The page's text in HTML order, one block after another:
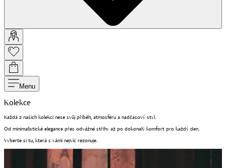
Menu
Kolekce
Každá z našich kolekcí nese svůj příběh, atmosféru a nadčasový styl.
Od minimalistické elegance přes odvážné střihy až po dokonalý komfort pro každý den.
Vyberte si tu, která s vámi nejvíc rezonuje.